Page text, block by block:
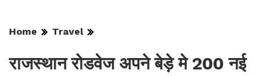
Home Travel
राजस्थान रोडवेज अपने बेड़े मे 200 नई